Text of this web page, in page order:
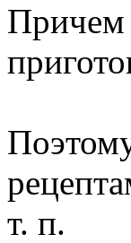
Причем
т. п.